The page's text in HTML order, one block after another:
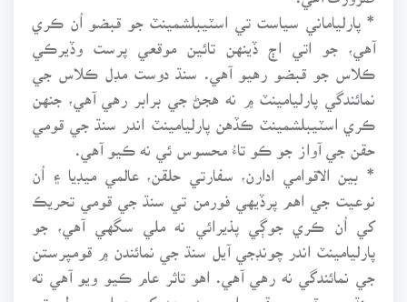
* پارلياماني سياست تي اسٽيبلشمينٽ جو قبضو اُن ڪري
آهي، جو اتي اڄ ڏينهن تائين موقعي پرست وڏيرڪي
ڪلاس جو قبضو رهيو آهي. سنڌ دوست مڊل ڪلاس جي
نمائندگي پارليامينٽ ۾ نه هجڻ جي برابر رهي آهي، جنهن
ڪري اسٽيبلشمينٽ ڪڏهن پارليامينٽ اندر سنڌ جي قومي
حقن جي آواز جو ڪو تاءُ محسوس ئي نه ڪيو آهي.
* بين الاقوامي ادارن، سفارتي حلقن، عالمي ميڊيا ۽ اُن
نوعيت جي اهم پرڏيهي فورمن تي سنڌ جي قومي تحريڪ
کي اُن ڪري جوڳي پذيرائي نه ملي سگهي آهي، جو
پارليامينٽ اندر چونڊجي آيل سنڌ جي نمائندن ۾ قومپرستن
جي نمائندگي نه رهي آهي. اهو تاثر عام ڪيو ويو آهي ته
سنڌ جي قومي حقن واري جدوجهد کي عوامي سطح تي